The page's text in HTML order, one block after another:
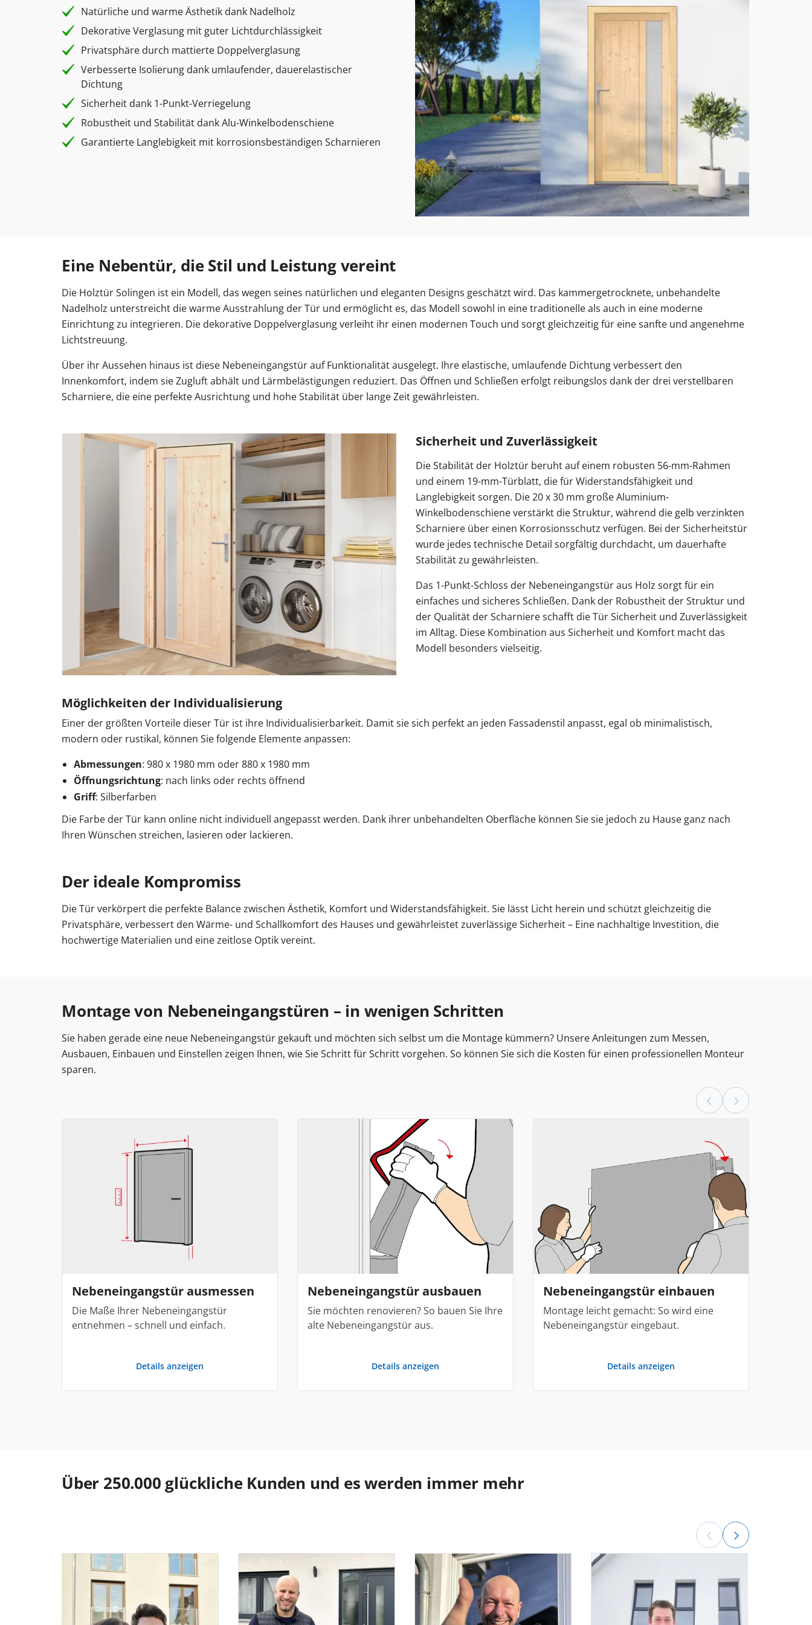
Natürliche und warme Ästhetik dank Nadelholz
Dekorative Verglasung mit guter Lichtdurchlässigkeit
Privatsphäre durch mattierte Doppelverglasung
Verbesserte Isolierung dank umlaufender, dauerelastischer
Dichtung
Sicherheit dank 1-Punkt-Verriegelung
Robustheit und Stabilität dank Alu-Winkelbodenschiene
Garantierte Langlebigkeit mit korrosionsbeständigen Scharnieren
Eine Nebentür, die Stil und Leistung vereint
Die Holztür Solingen ist ein Modell, das wegen seines natürlichen und eleganten Designs geschätzt wird. Das kammergetrocknete, unbehandelte
Nadelholz unterstreicht die warme Ausstrahlung der Tür und ermöglicht es, das Modell sowohl in eine traditionelle als auch in eine moderne
Einrichtung zu integrieren. Die dekorative Doppelverglasung verleiht ihr einen modernen Touch und sorgt gleichzeitig für eine sanfte und angenehme
Lichtstreuung.
Über ihr Aussehen hinaus ist diese Nebeneingangstür auf Funktionalität ausgelegt. Ihre elastische, umlaufende Dichtung verbessert den
Innenkomfort, indem sie Zugluft abhält und Lärmbelästigungen reduziert. Das Öffnen und Schließen erfolgt reibungslos dank der drei verstellbaren
Scharniere, die eine perfekte Ausrichtung und hohe Stabilität über lange Zeit gewährleisten.
Sicherheit und Zuverlässigkeit
Die Stabilität der Holztür beruht auf einem robusten 56-mm-Rahmen
und einem 19-mm-Türblatt, die für Widerstandsfähigkeit und
Langlebigkeit sorgen. Die 20 x 30 mm große Aluminium-
Winkelbodenschiene verstärkt die Struktur, während die gelb verzinkten
Scharniere über einen Korrosionsschutz verfügen. Bei der Sicherheitstür
wurde jedes technische Detail sorgfältig durchdacht, um dauerhafte
Stabilität zu gewährleisten.
Das 1-Punkt-Schloss der Nebeneingangstür aus Holz sorgt für ein
einfaches und sicheres Schließen. Dank der Robustheit der Struktur und
der Qualität der Scharniere schafft die Tür Sicherheit und Zuverlässigkeit
im Alltag. Diese Kombination aus Sicherheit und Komfort macht das
Modell besonders vielseitig.
Möglichkeiten der Individualisierung
Einer der größten Vorteile dieser Tür ist ihre Individualisierbarkeit. Damit sie sich perfekt an jeden Fassadenstil anpasst, egal ob minimalistisch,
modern oder rustikal, können Sie folgende Elemente anpassen:
Abmessungen: 980 x 1980 mm oder 880 x 1980 mm
Öffnungsrichtung: nach links oder rechts öffnend
Griff: Silberfarben
Die Farbe der Tür kann online nicht individuell angepasst werden. Dank ihrer unbehandelten Oberfläche können Sie sie jedoch zu Hause ganz nach
Ihren Wünschen streichen, lasieren oder lackieren.
Der ideale Kompromiss
Die Tür verkörpert die perfekte Balance zwischen Ästhetik, Komfort und Widerstandsfähigkeit. Sie lässt Licht herein und schützt gleichzeitig die
Privatsphäre, verbessert den Wärme- und Schallkomfort des Hauses und gewährleistet zuverlässige Sicherheit – Eine nachhaltige Investition, die
hochwertige Materialien und eine zeitlose Optik vereint.
Montage von Nebeneingangstüren – in wenigen Schritten
Sie haben gerade eine neue Nebeneingangstür gekauft und möchten sich selbst um die Montage kümmern? Unsere Anleitungen zum Messen,
Ausbauen, Einbauen und Einstellen zeigen Ihnen, wie Sie Schritt für Schritt vorgehen. So können Sie sich die Kosten für einen professionellen Monteur
sparen.
Nebeneingangstür ausmessen
Die Maße Ihrer Nebeneingangstür
entnehmen – schnell und einfach.
Details anzeigen
Nebeneingangstür ausbauen
Sie möchten renovieren? So bauen Sie Ihre
alte Nebeneingangstür aus.
Details anzeigen
Nebeneingangstür einbauen
Montage leicht gemacht: So wird eine
Nebeneingangstür eingebaut.
Details anzeigen
Über 250.000 glückliche Kunden und es werden immer mehr